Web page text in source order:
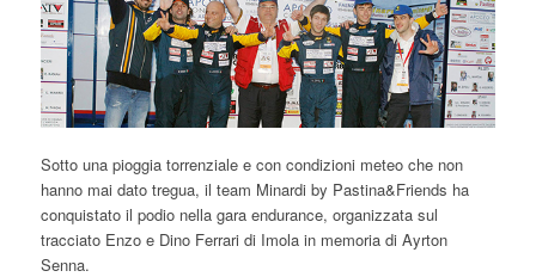
Sotto una pioggia torrenziale e con condizioni meteo che non
hanno mai dato tregua, il team Minardi by Pastina&Friends ha
conquistato il podio nella gara endurance, organizzata sul
tracciato Enzo e Dino Ferrari di Imola in memoria di Ayrton
Senna.